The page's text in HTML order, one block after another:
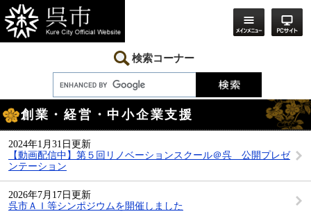
ー
ジ
の
ニ
ュ
ー
て
本
文
へ
検索コーナー
文
創業・経営・中小企業支援
2024年1月31日更新
【動画配信中】第５回リノベーションスクール＠呉 公開プレゼ
ンテーション
2026年7月17日更新
呉市ＡＩ等シンポジウムを開催しました